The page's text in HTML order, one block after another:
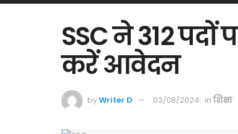
SSC ने 312
करें आवेदन
byWriter D 03/08/2024 in शिक्षा